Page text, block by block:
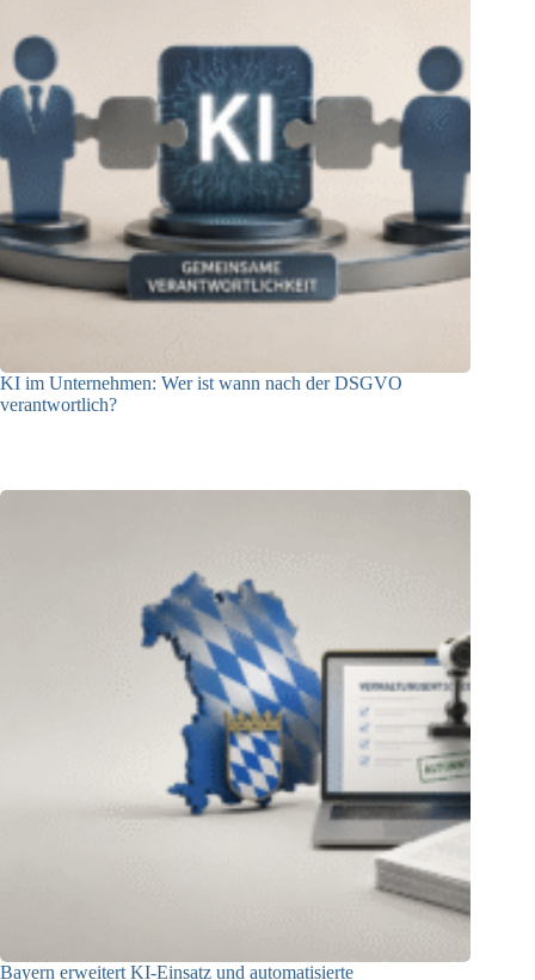
KI im Unternehmen: Wer ist wann nach der DSGVO
verantwortlich?
Bayern erweitert KI-Einsatz und automatisierte